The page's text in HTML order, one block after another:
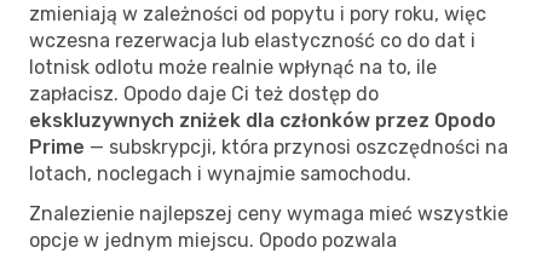
zmieniają w zależności od popytu i pory roku, więc
wczesna rezerwacja lub elastyczność co do dat i
lotnisk odlotu może realnie wpłynąć na to, ile
zapłacisz. Opodo daje Ci też dostęp do
ekskluzywnych zniżek dla członków przez Opodo
Prime — subskrypcji, która przynosi oszczędności na
lotach, noclegach i wynajmie samochodu.
Znalezienie najlepszej ceny wymaga mieć wszystkie
opcje w jednym miejscu. Opodo pozwala